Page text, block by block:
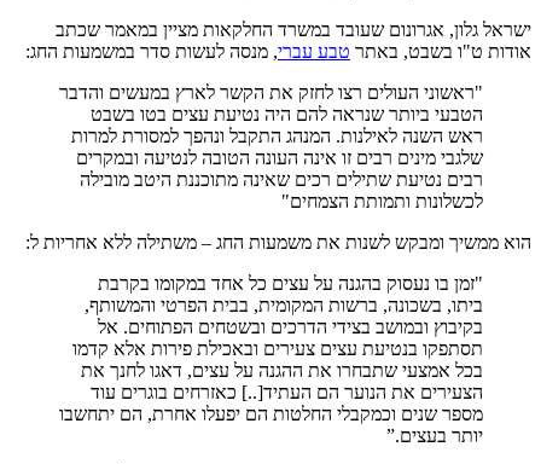
ישראל גלון, אגרונום שעובד במשרד החלקאות מציין במאמר שכתב
אודות ט"ו בשבט, באתר טבע עברי, מנסה לעשות סדר במשמעות החג:
"ראשוני העולים רצו לחזק את הקשר לארץ במעשים והדבר
הטבעי ביותר שנראה להם היה נטיעת עצים בטו בשבט
ראש השנה לאילנות. המנהג התקבל ונהפך למסורת למרות
שלגבי מינים רבים זו אינה העונה הטובה לנטיעה ובמקרים
רבים נטיעת שתילים רכים שאינה מתוכננת היטב מובילה
לכשלונות ותמותת הצמחים"
הוא ממשיך ומבקש לשנות את משמעות החג – משתילה ללא אחריות ל:
"זמן בו נעסוק בהגנה על עצים כל אחד במקומו בקרבת
ביתו, בשכונה, ברשות המקומית, בבית הפרטי והמשותף,
בקיבוץ ובמושב בצידי הדרכים ובשטחים הפתוחים. אל
תסתפקו בנטיעת עצים צעירים ובאכילת פירות אלא קדמו
בכל אמצעי שתבחרו את ההגנה על עצים, דאגו לחנך את
הצעירים את הנוער הם העתיד[..] כאזרחים בוגרים עוד
מספר שנים וכמקבלי החלטות הם יפעלו אחרת, הם יתחשבו
יותר בעצים.”